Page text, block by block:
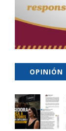
OPINIÓN